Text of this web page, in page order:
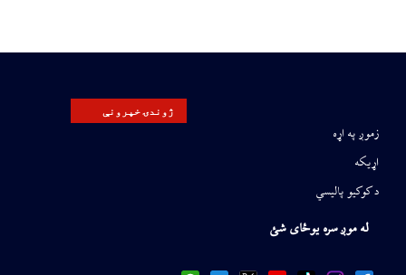
ژوندۍ خپرونې
زموږ په اړه
اړیکه
د کوکیو پالیسي
له موږ سره یوځای شئ